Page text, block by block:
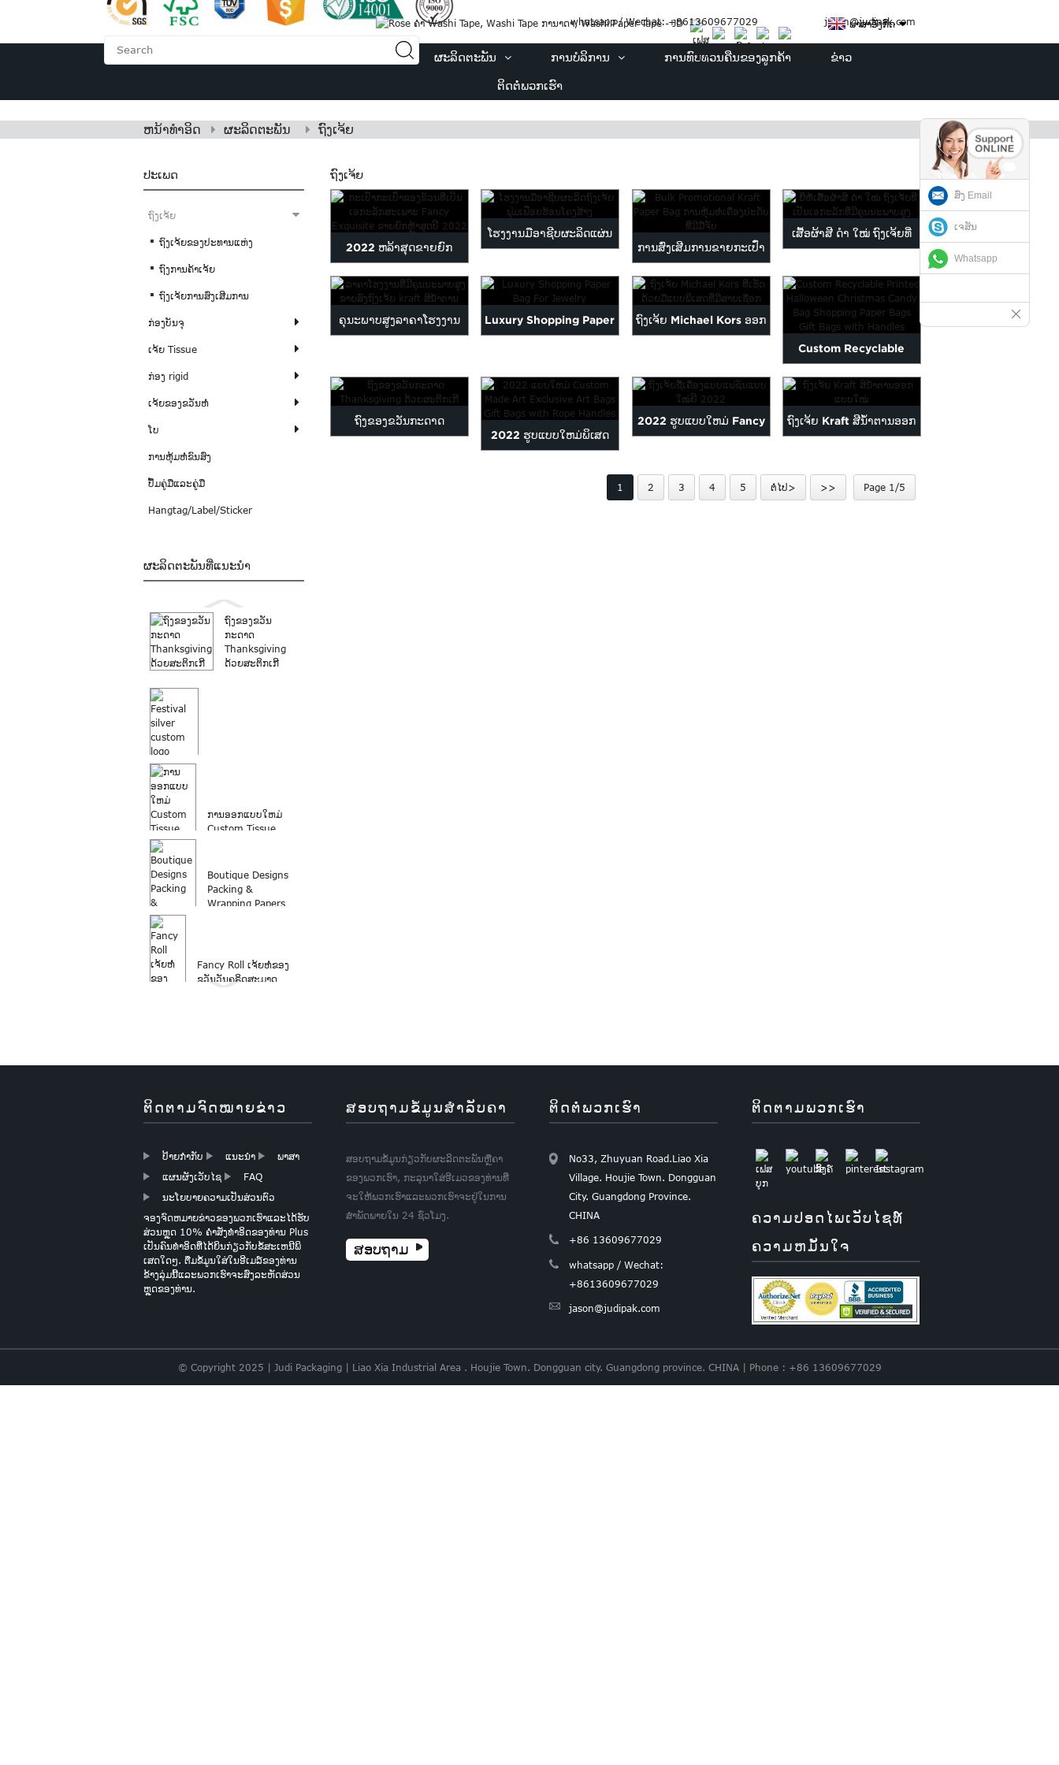
whatsapp / Wechat: +8613609677029 jason@judipak.com
ພາສາອັງກິດ
ຜະລິດຕະພັນ ການບໍລິການ ການທົບທວນຄືນຂອງລູກຄ້າ ຂ່າວ
ຕິດ​ຕໍ່​ພວກ​ເຮົາ
ຫນ້າທໍາອິດ ຜະລິດຕະພັນ ຖົງ​ເຈ້ຍ
ປະເພດ
ຖົງ​ເຈ້ຍ
ຖົງເຈ້ຍຂອງປະທານແຫ່ງ
ຖົງການຄ້າເຈ້ຍ
ຖົງເຈ້ຍການສົ່ງເສີມການ
ກ່ອງບັນຈຸ
ເຈ້ຍ Tissue
ກ່ອງ rigid
ເຈ້ຍຂອງຂວັນຫໍ່
ໂບ
ການຫຸ້ມຫໍ່ຂົນສົ່ງ
ປຶ້ມຄູ່ມືແລະຄູ່ມື
Hangtag/Label/Sticker
ຜະລິດຕະພັນທີ່ແນະນໍາ
ຖົງຂອງຂວັນ
ກະດາດ
Thanksgiving
ດ້ວຍສະຕິກເກີ
ເອງ logo ພິມຫໍ່ຫໍ່ ...
ການອອກແບບໃຫມ່
Custom Tissue
Boutique Designs
Packing &
Wrapping Papers
Fancy Roll ເຈ້ຍຫໍ່ຂອງ
ຂວັນວັນຄຣິດສະມາດ
Christmas Gift
Paper Wapping
ເຈ້ຍແຜ່ນຫົວໃຈ FOIL
GOLD
ເຈ້ຍເຈ້ຍສີບົວອ່ອນ
ຖົງ​ເຈ້ຍ
2022 ຫລ້າສຸດຂາຍຍົກ
Fancy Exquisite ເປັນ
ເອກະລັກ Gi ...
ໂຮງງານມືອາຊີບຜະລິດແຜ່ນ
ການສົ່ງເສີມການຂາຍກະເປົ໋າ
ກະດາດກະດາດເປັນຊຸດເຄື່ອງ
ປະດັບ...
ເສື້ອຜ້າສີ ດຳ ໃໝ່ ຖົງເຈ້ຍທີ່
ຄຸນະພາບສູງລາຄາໂຮງງານ Luxury Shopping Paper ຖົງເຈ້ຍ Michael Kors ອອກ
Custom Recyclable
Printed Halloween
Christmas C...
ຖົງຂອງຂວັນກະດາດ
2022 ຮູບແບບໃຫມ່ພິເສດ
2022 ຮູບແບບໃຫມ່ Fancy
Paper ...
ຖົງເຈ້ຍ Kraft ສີນ້ຳຕານອອກ
1 2 3 4 5 ຕໍ່ໄປ> >> Page 1/5
ຕິດຕາມຈົດໝາຍຂ່າວ
ປ້າຍກຳກັບ ແນະນໍາ
ພາສາ
ແຜນຜັງເວັບໄຊ
FAQ
ນະໂຍບາຍຄວາມເປັນສ່ວນຕົວ
ຈອງຈົດຫມາຍຂ່າວຂອງພວກເຮົາແລະໄດ້ຮັບ
ສ່ວນຫຼຸດ 10% ຄໍາສັ່ງທໍາອິດຂອງທ່ານ Plus
ເປັນຄົນທໍາອິດທີ່ໄດ້ຍິນກ່ຽວກັບຂໍ້ສະເຫນີພິ
ເສດໃດໆ. ຕື່ມຂໍ້ມູນໃສ່ໃນອີເມລ໌ຂອງທ່ານ
ຂ້າງລຸ່ມນີ້ແລະພວກເຮົາຈະສົ່ງລະຫັດສ່ວນ
ຫຼຸດຂອງທ່ານ.
ສອບຖາມຂໍ້ມູນສໍາລັບຄາ
ສອບຖາມຂໍ້ມູນກ່ຽວກັບຜະລິດຕະພັນຫຼືຄາ
ຂອງພວກເຮົາ, ກະລຸນາໃສ່ອີເມວຂອງທ່ານທີ່
ຈະໃຫ້ພວກເຮົາແລະພວກເຮົາຈະຢູ່ໃນການ
ສໍາພັດພາຍໃນ 24 ຊົ່ວໂມງ.
ສອບຖາມ
ຕິດ​ຕໍ່​ພວກ​ເຮົາ
No33, Zhuyuan Road.Liao Xia
Village. Houjie Town. Dongguan
City. Guangdong Province.
CHINA
+86 13609677029
whatsapp / Wechat:
+8613609677029
jason@judipak.com
ຕິດ​ຕາມ​ພວກ​ເຮົາ
ຄວາມປອດໄພເວັບໄຊທ໌
ຄວາມຫມັ້ນໃຈ
© Copyright 2025 | Judi Packaging | Liao Xia Industrial Area . Houjie Town. Dongguan city. Guangdong province. CHINA | Phone : +86 13609677029
ສົ່ງ Email
ເຈສັນ
Whatsapp